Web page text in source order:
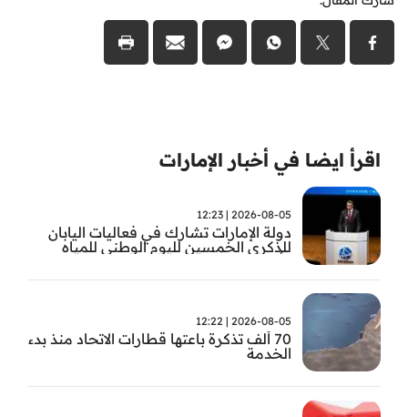
اقرأ ايضا في أخبار الإمارات
2026-08-05 | 12:23
دولة الإمارات تشارك في فعاليات اليابان
للذكرى الخمسين لليوم الوطني للمياه
2026-08-05 | 12:22
70 ألف تذكرة باعتها قطارات الاتحاد منذ بدء
الخدمة